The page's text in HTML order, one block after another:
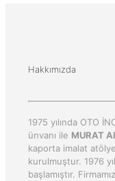
Hakkımızda
1975 yılında OTO
ünvanı ile MURAT
kaporta imalat
kurulmuştur. 1976
başlamıştır.